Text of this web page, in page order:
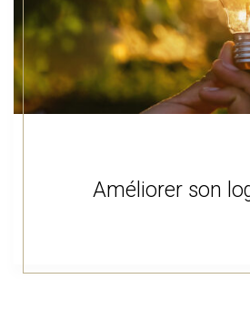
Améliorer son